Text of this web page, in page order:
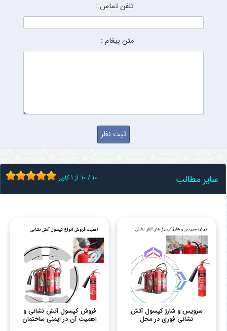
تلفن تماس :
متن پیغام :
سایر مطالب 10 / 10 از 1کاربر
سرویس و شارژ کپسول آتش
نشانی فوری در محل
فروش کپسول آتش نشانی و
اهمیت آن در ایمنی ساختمان